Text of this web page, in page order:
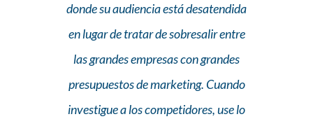
donde su audiencia está desatendida
en lugar de tratar de sobresalir entre
las grandes empresas con grandes
presupuestos de marketing. Cuando
investigue a los competidores, use lo